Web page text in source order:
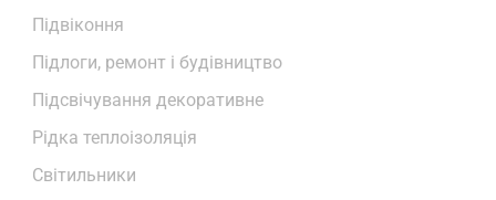
Підвіконня
Підлоги, ремонт і будівництво
Підсвічування декоративне
Рідка теплоізоляція
Світильники